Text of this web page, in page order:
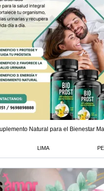
Natural para el Bienestar
LIMA